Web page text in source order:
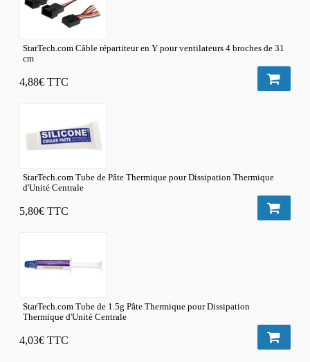
StarTech.com Câble répartiteur en Y pour ventilateurs 4 broches de 31
cm
4,88€ TTC
StarTech.com Tube de Pâte Thermique pour Dissipation Thermique
d'Unité Centrale
5,80€ TTC
StarTech.com Tube de 1.5g Pâte Thermique pour Dissipation
Thermique d'Unité Centrale
4,03€ TTC